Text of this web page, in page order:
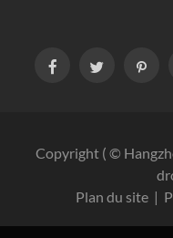
  
Copyright ( ©
Plan du site|